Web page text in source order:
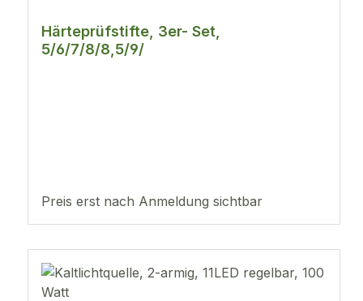
Härteprüfstifte, 3er- Set,
5/6/7/8/8,5/9/
Preis erst nach Anmeldung sichtbar